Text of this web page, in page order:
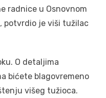
radnice u Osnovnom
potvrdio je viši tužilac
O detaljima
bićete blagovremeno
višeg tužioca.